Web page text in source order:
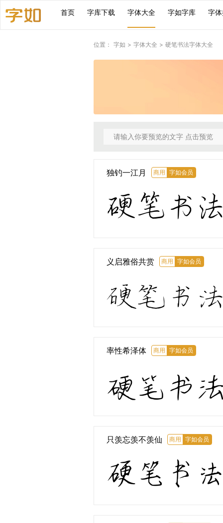
首页 字库下载 字体大全 字如字库 字
位置： 字如 > 字体大全 > 硬笔书法字体大全
独钓一江月 商用 字如会员
硬笔书
义启雅俗共赏 商用 字如会员
硬笔书
率性希泽体 商用 字如会员
硬笔书
只羡忘羡不羡仙 商用 字如会员
硬笔书